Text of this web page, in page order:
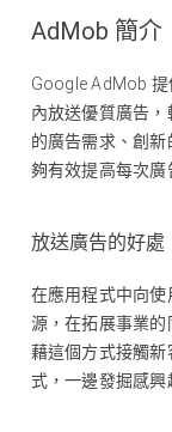
AdMob 簡介
Google AdMob
內放送優質廣告
的廣告需求、創
夠有效提高每次廣
放送廣告的好處
在應用程式中向
源，在拓展事業
藉這個方式接觸
式，一邊發掘感興